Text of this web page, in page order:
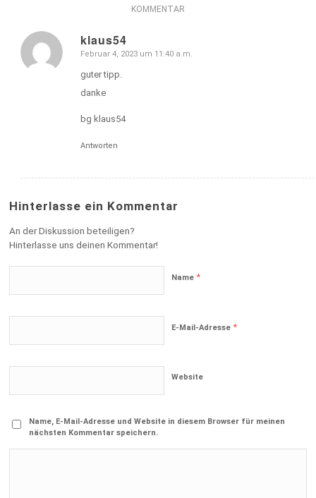
KOMMENTAR
klaus54
sagte:
Februar 4, 2023 um 11:40 a.m.
guter tipp.
danke
bg klaus54
Antworten
Hinterlasse ein Kommentar
An der Diskussion beteiligen?
Hinterlasse uns deinen Kommentar!
Name*
E-Mail-Adresse*
Website
Name, E-Mail-Adresse und Website in diesem Browser für meinen
nächsten Kommentar speichern.